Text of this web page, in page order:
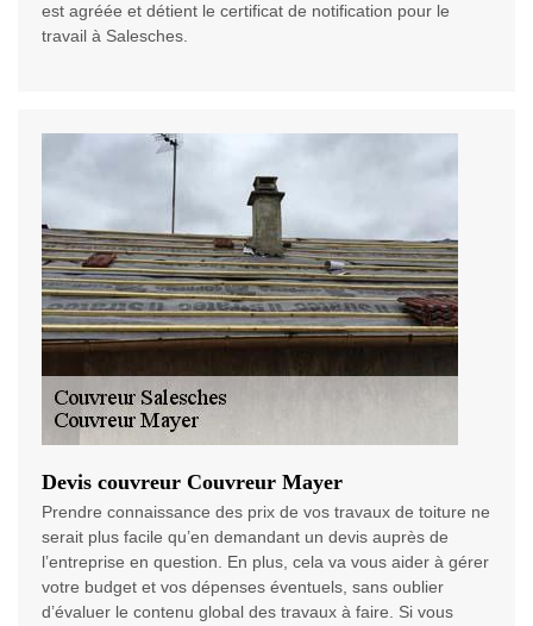
est agréée et détient le certificat de notification pour le
travail à Salesches.
Devis couvreur Couvreur Mayer
Prendre connaissance des prix de vos travaux de toiture ne
serait plus facile qu’en demandant un devis auprès de
l’entreprise en question. En plus, cela va vous aider à gérer
votre budget et vos dépenses éventuels, sans oublier
d’évaluer le contenu global des travaux à faire. Si vous